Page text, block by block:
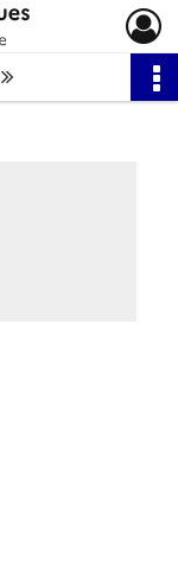
Page suivante : 1/15